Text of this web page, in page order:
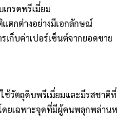
กรดพรีเมี่ยม
แตกต่างอย่างมีเอกลักษณ์
เก็บค่าเปอร์เซ็นต์จากยอดขาย
ช้วัตถุดิบพรีเมี่ยมและมีรสชา
ดยเฉพาะจุดที่มีผู้คนพลุกพล่า